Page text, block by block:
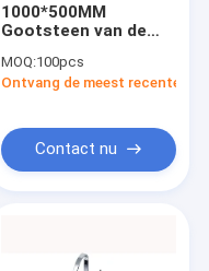
1000*500MM
Gootsteen van de
Dubbele Kom
MOQ:100pcs
Ontvang de meest recente
Contact nu